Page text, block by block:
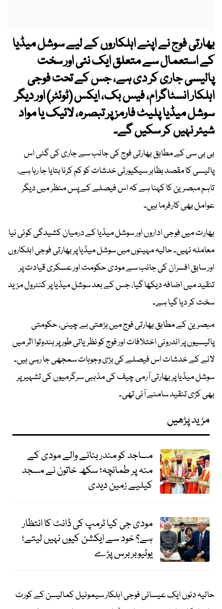
بھارتی فوج نے اپنے اہلکاروں کے لیے سوشل میڈیا
کے استعمال سے متعلق ایک نئی اور سخت
پالیسی جاری کر دی ہے، جس کے تحت فوجی
اہلکار انسٹاگرام، فیس بک، ایکس (ٹوئٹر) اور دیگر
سوشل میڈیا پلیٹ فارمز پر تبصرہ، لائیک یا مواد
شیئر نہیں کر سکیں گے۔
بی بی سی کے مطابق بھارتی فوج کی جانب سے جاری کی گئی اس
پالیسی کا مقصد بظاہر سیکیورٹی خدشات کو کم کرنا بتایا جا رہا ہے،
تاہم مبصرین کا کہنا ہے کہ اس فیصلے کے پس منظر میں دیگر
عوامل بھی کارفرما ہیں۔
بھارت میں فوجی اداروں اور سوشل میڈیا کے درمیان کشیدگی کوئی نیا
معاملہ نہیں۔ حالیہ مہینوں میں سوشل میڈیا پر بھارتی فوجی اہلکاروں
اور سابق افسران کی جانب سے مودی حکومت اور عسکری قیادت پر
تنقید میں اضافہ دیکھا گیا، جس کے بعد سوشل میڈیا پر کنٹرول مزید
سخت کر دیا گیا ہے۔
مبصرین کے مطابق بھارتی فوج میں بڑھتی بے چینی، حکومتی
پالیسیوں پر اندرونی اختلافات اور فوج کو نظریاتی طور پر ہندوتوا اثر میں
لانے کے خدشات اس فیصلے کی بڑی وجوہات سمجھی جا رہی ہیں۔
سوشل میڈیا پر بھارتی آرمی چیف کی مذہبی سرگرمیوں کی تشہیر پر
بھی کڑی تنقید سامنے آئی تھی۔
مزید پڑھیں
مساجد کو مندر بنانے والے مودی کے
منہ پر طمانچہ؛ سکھ خاتون نے مسجد
کیلیے زمین دیدی
مودی جی کیا ٹرمپ کی ڈانٹ کا انتظار
ہے؟ خود سے ایکشن کیوں نہیں لیتے؛
یوٹیوبر برس پڑے
حالیہ دنوں ایک عیسائی فوجی اہلکار سیموئیل کمالیسن کے کورٹ